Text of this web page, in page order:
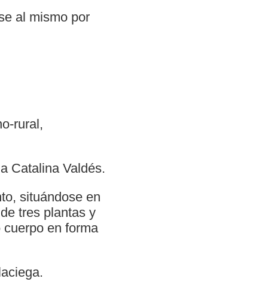
al mismo por
rural,
Catalina Valdés.
situándose en
tres plantas y
en forma